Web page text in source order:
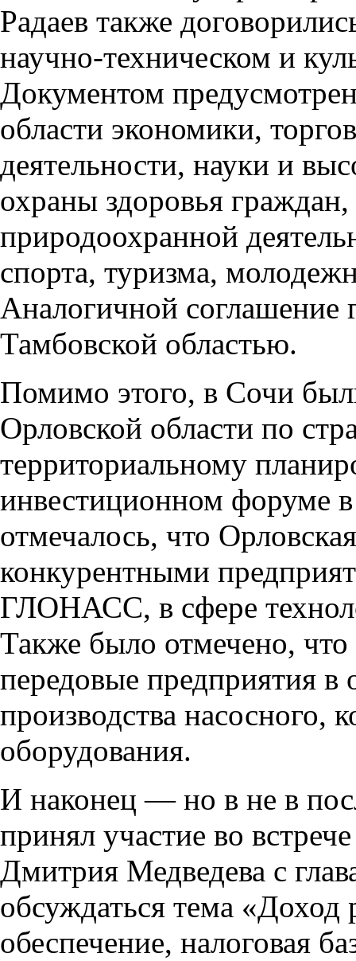
Радаев также
научно-техническом и
Документом
области экономики,
деятельности, науки и
охраны здоровья
природоохранной
спорта, туризма,
Аналогичной соглашение
Тамбовской областью.
Помимо этого, в Сочи
Орловской области по
территориальному
инвестиционном форуме
отмечалось, что
конкурентными
ГЛОНАСС, в сфере
Также было отмечено, что
передовые предприятия в
производства насосного,
оборудования.
И наконец — но в не в
принял участие во
Дмитрия Медведева с
обсуждаться тема «Доход
обеспечение, налоговая